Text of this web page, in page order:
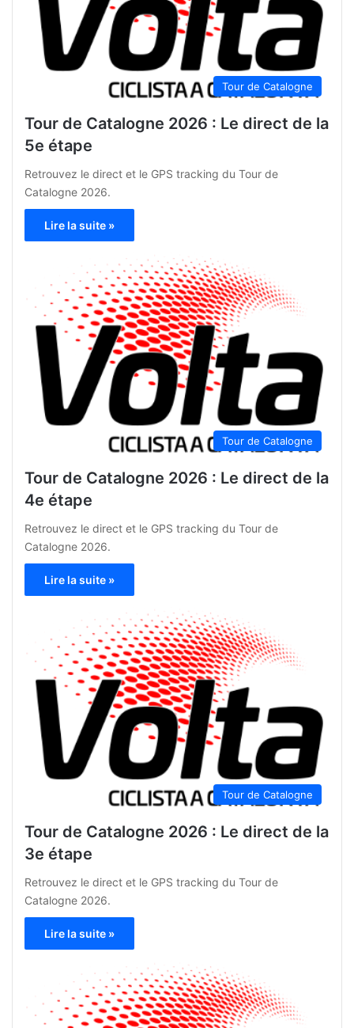
Tour de Catalogne
Tour de Catalogne 2026 : Le direct de la
5e étape
Retrouvez le direct et le GPS tracking du Tour de
Catalogne 2026.
Lire la suite »
Tour de Catalogne
Tour de Catalogne 2026 : Le direct de la
4e étape
Retrouvez le direct et le GPS tracking du Tour de
Catalogne 2026.
Lire la suite »
Tour de Catalogne
Tour de Catalogne 2026 : Le direct de la
3e étape
Retrouvez le direct et le GPS tracking du Tour de
Catalogne 2026.
Lire la suite »